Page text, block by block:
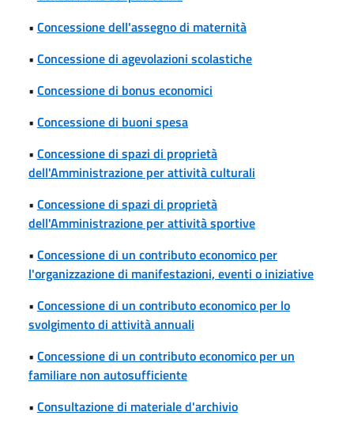
• Concessione dell'assegno di maternità
• Concessione di agevolazioni scolastiche
• Concessione di bonus economici
• Concessione di buoni spesa
• Concessione di spazi di proprietà
dell'Amministrazione per attività culturali
• Concessione di spazi di proprietà
dell'Amministrazione per attività sportive
• Concessione di un contributo economico per
l'organizzazione di manifestazioni, eventi o iniziative
• Concessione di un contributo economico per lo
svolgimento di attività annuali
• Concessione di un contributo economico per un
familiare non autosufficiente
• Consultazione di materiale d'archivio